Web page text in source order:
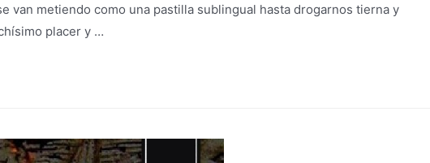
van metiendo como una pastilla sublingual hasta drogarnos tierna y
placer y …